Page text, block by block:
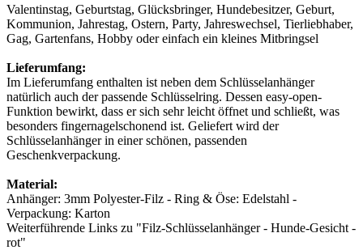
Valentinstag, Geburtstag, Glücksbringer, Hundebesitzer, Geburt,
Kommunion, Jahrestag, Ostern, Party, Jahreswechsel, Tierliebhaber,
Gag, Gartenfans, Hobby oder einfach ein kleines Mitbringsel
Lieferumfang:
Im Lieferumfang enthalten ist neben dem Schlüsselanhänger
natürlich auch der passende Schlüsselring. Dessen easy-open-
Funktion bewirkt, dass er sich sehr leicht öffnet und schließt, was
besonders fingernagelschonend ist. Geliefert wird der
Schlüsselanhänger in einer schönen, passenden
Geschenkverpackung.
Material:
Anhänger: 3mm Polyester-Filz - Ring & Öse: Edelstahl -
Verpackung: Karton
Weiterführende Links zu "Filz-Schlüsselanhänger - Hunde-Gesicht -
rot"